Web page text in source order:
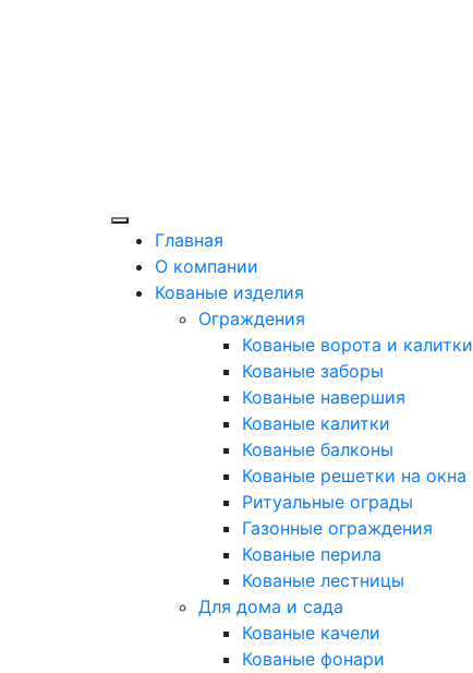
Главная
О компании
Кованые изделия
Ограждения
Кованые ворота и калитки
Кованые заборы
Кованые навершия
Кованые калитки
Кованые балконы
Кованые решетки на окна
Ритуальные ограды
Газонные ограждения
Кованые перила
Кованые лестницы
Для дома и сада
Кованые качели
Кованые фонари